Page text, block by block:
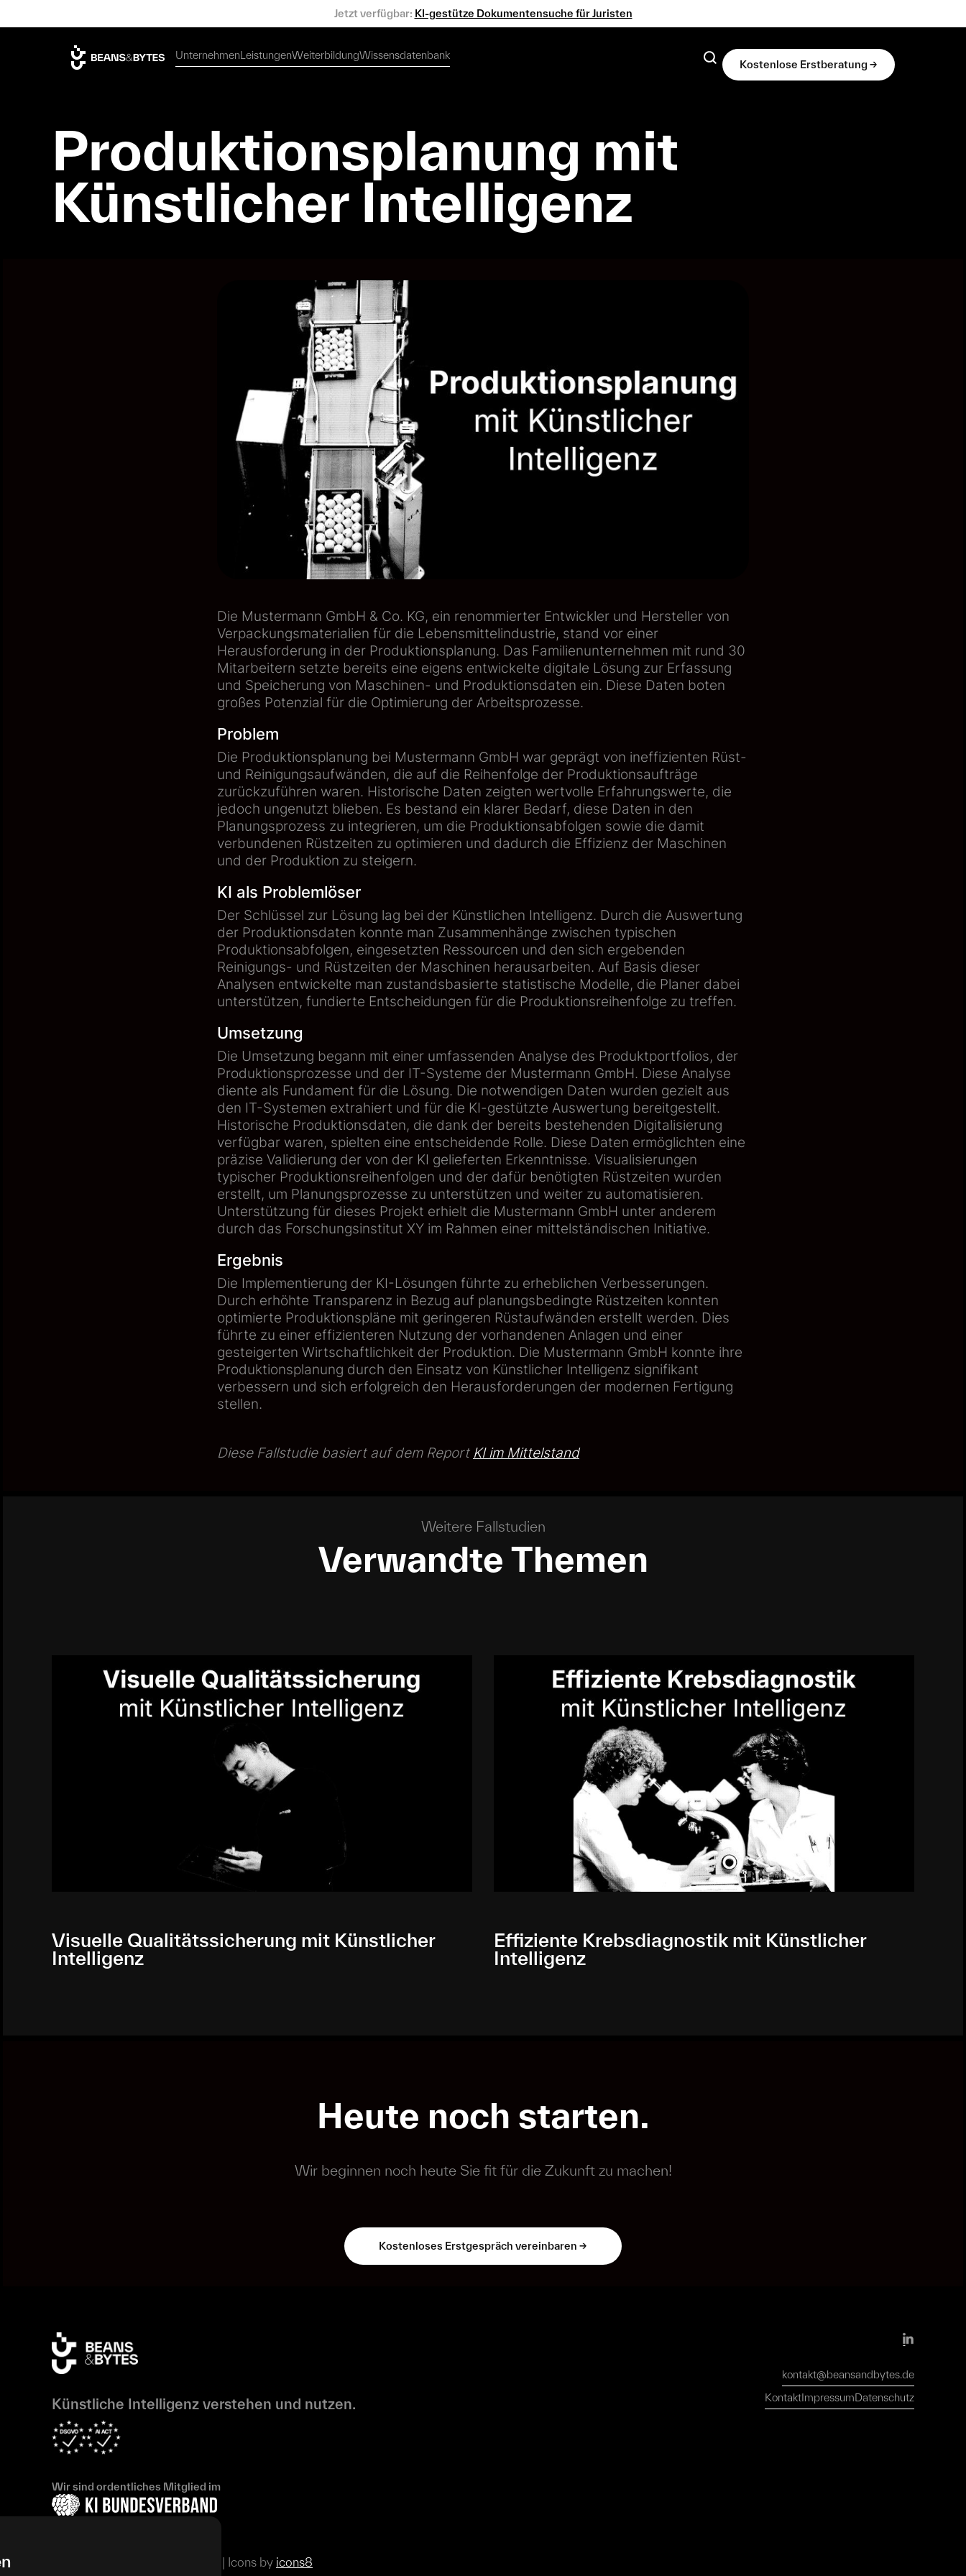
Jetzt verfügbar: KI-gestütze Dokumentensuche für Juristen
Unternehmen
Unternehmen
LeistungenWeiterbildung
Weiterbildung
Wissensdatenbank
Wissensdatenbank
Kostenlose Erstberatung ->
Produktionsplanung mit
Künstlicher Intelligenz
Die Mustermann GmbH & Co. KG, ein renommierter Entwickler und Hersteller von
Verpackungsmaterialien für die Lebensmittelindustrie, stand vor einer
Herausforderung in der Produktionsplanung. Das Familienunternehmen mit rund 30
Mitarbeitern setzte bereits eine eigens entwickelte digitale Lösung zur Erfassung
und Speicherung von Maschinen- und Produktionsdaten ein. Diese Daten boten
großes Potenzial für die Optimierung der Arbeitsprozesse.
Problem
Die Produktionsplanung bei Mustermann GmbH war geprägt von ineffizienten Rüst-
und Reinigungsaufwänden, die auf die Reihenfolge der Produktionsaufträge
zurückzuführen waren. Historische Daten zeigten wertvolle Erfahrungswerte, die
jedoch ungenutzt blieben. Es bestand ein klarer Bedarf, diese Daten in den
Planungsprozess zu integrieren, um die Produktionsabfolgen sowie die damit
verbundenen Rüstzeiten zu optimieren und dadurch die Effizienz der Maschinen
und der Produktion zu steigern.
KI als Problemlöser
Der Schlüssel zur Lösung lag bei der Künstlichen Intelligenz. Durch die Auswertung
der Produktionsdaten konnte man Zusammenhänge zwischen typischen
Produktionsabfolgen, eingesetzten Ressourcen und den sich ergebenden
Reinigungs- und Rüstzeiten der Maschinen herausarbeiten. Auf Basis dieser
Analysen entwickelte man zustandsbasierte statistische Modelle, die Planer dabei
unterstützen, fundierte Entscheidungen für die Produktionsreihenfolge zu treffen.
Umsetzung
Die Umsetzung begann mit einer umfassenden Analyse des Produktportfolios, der
Produktionsprozesse und der IT-Systeme der Mustermann GmbH. Diese Analyse
diente als Fundament für die Lösung. Die notwendigen Daten wurden gezielt aus
den IT-Systemen extrahiert und für die KI-gestützte Auswertung bereitgestellt.
Historische Produktionsdaten, die dank der bereits bestehenden Digitalisierung
verfügbar waren, spielten eine entscheidende Rolle. Diese Daten ermöglichten eine
präzise Validierung der von der KI gelieferten Erkenntnisse. Visualisierungen
typischer Produktionsreihenfolgen und der dafür benötigten Rüstzeiten wurden
erstellt, um Planungsprozesse zu unterstützen und weiter zu automatisieren.
Unterstützung für dieses Projekt erhielt die Mustermann GmbH unter anderem
durch das Forschungsinstitut XY im Rahmen einer mittelständischen Initiative.
Ergebnis
Die Implementierung der KI-Lösungen führte zu erheblichen Verbesserungen.
Durch erhöhte Transparenz in Bezug auf planungsbedingte Rüstzeiten konnten
optimierte Produktionspläne mit geringeren Rüstaufwänden erstellt werden. Dies
führte zu einer effizienteren Nutzung der vorhandenen Anlagen und einer
gesteigerten Wirtschaftlichkeit der Produktion. Die Mustermann GmbH konnte ihre
Produktionsplanung durch den Einsatz von Künstlicher Intelligenz signifikant
verbessern und sich erfolgreich den Herausforderungen der modernen Fertigung
stellen.
Diese Fallstudie basiert auf dem Report KI im Mittelstand
Weitere Fallstudien
Verwandte Themen
Visuelle Qualitätssicherung mit Künstlicher
Intelligenz
Effiziente Krebsdiagnostik mit Künstlicher
Intelligenz
Heute noch starten.
Wir beginnen noch heute Sie fit für die Zukunft zu machen!
Kostenloses Erstgespräch vereinbaren ->
Künstliche Intelligenz verstehen und nutzen.
Wir sind ordentliches Mitglied im
kontakt@beansandbytes.de
kontakt@beansandbytes.de
Kontakt
Kontakt
Impressum
Impressum
Datenschutz
Datenschutz
© 2024 beansandbytes GmbH | Icons by icons8